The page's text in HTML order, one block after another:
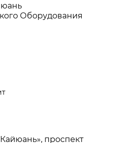
Оборудования
проспект